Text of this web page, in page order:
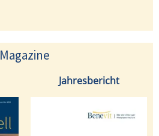
Magazine
Jahresbericht